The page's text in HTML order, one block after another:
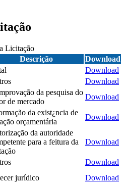
Licitação
Descrição
Download
Download
Download
da pesquisa do
de mercado
Download
da exist¿ncia de
orçamentária
Download
da autoridade
para a feitura da
Download
Download
jurídico
Download